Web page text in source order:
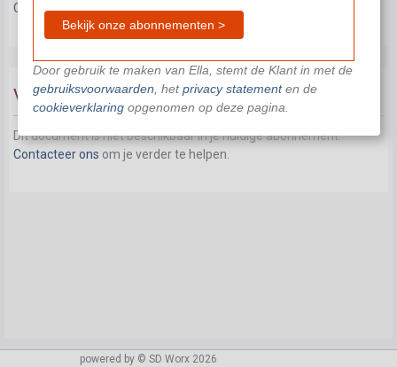
Contacteer onsom je verder te helpen.
Vermindering prestaties oudere werknemers
Dit document is niet beschikbaar in je huidige abonnement.
Contacteer ons om je verder te helpen.
powered by © SD Worx 2026
Bekijk onze abonnementen >
Door gebruik te maken van Ella, stemt de Klant in met de
gebruiksvoorwaarden , hetprivacy statementen de
cookieverklaringopgenomen op deze pagina.